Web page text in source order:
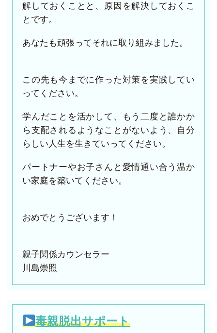
解しておくことと、原因を解決しておくこ
とです。
あなたも頑張ってそれに取り組みました。
この先も今までに作った対策を実践してい
ってください。
学んだことを活かして、もう二度と誰かか
ら支配されるようなことがないよう、自分
らしい人生を生きていってください。
パートナーやお子さんと愛情通い合う温か
い家庭を築いてください。
おめでとうございます！
親子関係カウンセラー
川島崇照
毒親脱出サポート